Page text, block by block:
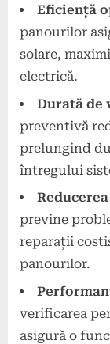
Eficiență
panourilor
solare,
electrică.
Durată de
preventivă
prelungind
întregului
previne
reparații
panourilor.
verificarea
asigură o